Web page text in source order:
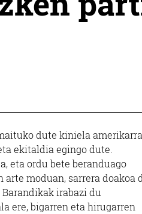
dute kiniela
ekitaldia egingo dute.
eta ordu bete beranduago
moduan, sarrera doakoa
irabazi du
ere, bigarren eta hirugarren